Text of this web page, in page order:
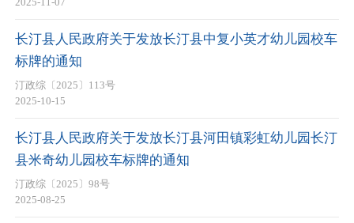
长汀县人民政府关于发放长汀县中复小英才幼儿园校车
标牌的通知
汀政综〔2025〕113号
2025-10-15
长汀县人民政府关于发放长汀县河田镇彩虹幼儿园长汀
县米奇幼儿园校车标牌的通知
汀政综〔2025〕98号
2025-08-25